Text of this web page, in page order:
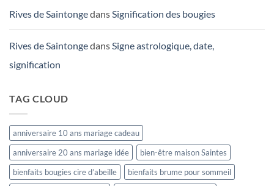
Rives de SaintongedansSignification des bougies
Rives de SaintongedansSigne astrologique, date,
signification
TAG CLOUD
anniversaire 10 ans mariage cadeau
anniversaire 20 ans mariage idée
bien-être maison Saintes
bienfaits bougies cire d’abeille
bienfaits brume pour sommeil